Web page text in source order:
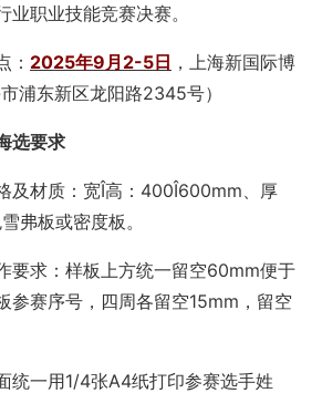
业职业技能竞赛决赛。
2025年9月2-5日 ，上海新国际博
浦东新区龙阳路2345号）
选要求
材质：宽Î高：400Î600mm、厚
弗板或密度板。
求：样板上方统一留空60mm便于
参赛序号，四周各留空15mm，留空
一用1/4张A4纸打印参赛选手姓